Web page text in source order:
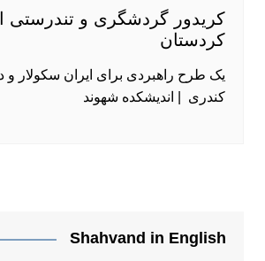
کریدور گردشگری و تندرستی
کردستان
یک طرح راهبردی برای ایران سکولار و
کندری | اندیشکده شهوند
Shahvand in English